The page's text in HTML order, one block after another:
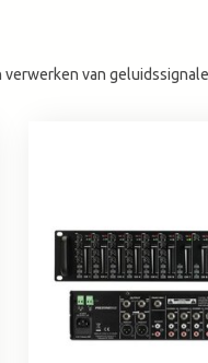
zoekresultaat
van